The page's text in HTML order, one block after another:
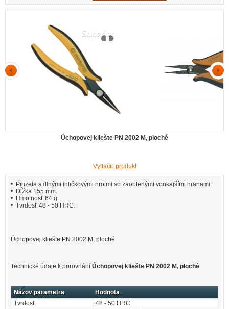
Úchopovej kliešte PN 2002 M, ploché
Vytlačiť produkt
Pinzeta s dlhými ihličkovými hrotmi so zaoblenými vonkajšími hranami.
Dĺžka 155 mm.
Hmotnosť 64 g.
Tvrdosť 48 - 50 HRC.
Úchopovej kliešte PN 2002 M, ploché
Technické údaje k porovnání Úchopovej kliešte PN 2002 M, ploché
Názov parametra
Hodnota
Tvrdosť
48 - 50 HRC